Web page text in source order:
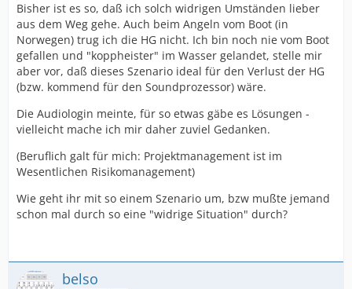
Bisher ist es so, daß ich solch widrigen Umständen lieber
aus dem Weg gehe. Auch beim Angeln vom Boot (in
Norwegen) trug ich die HG nicht. Ich bin noch nie vom Boot
gefallen und "koppheister" im Wasser gelandet, stelle mir
aber vor, daß dieses Szenario ideal für den Verlust der HG
(bzw. kommend für den Soundprozessor) wäre.
Die Audiologin meinte, für so etwas gäbe es Lösungen -
vielleicht mache ich mir daher zuviel Gedanken.
(Beruflich galt für mich: Projektmanagement ist im
Wesentlichen Risikomanagement)
Wie geht ihr mit so einem Szenario um, bzw mußte jemand
schon mal durch so eine "widrige Situation" durch?
belso